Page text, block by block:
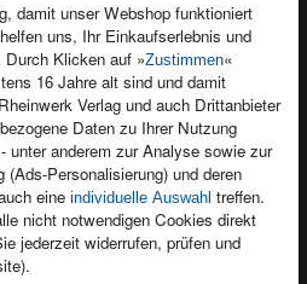
damit unser Webshop funktioniert
uns, Ihr Einkaufserlebnis und
Klicken auf »Zustimmen«
16 Jahre alt sind und damit
Verlag und auch Drittanbieter
Daten zu Ihrer Nutzung
unter anderem zur Analyse sowie zur
(Ads-Personalisierung) und deren
eine individuelle Auswahl treffen.
nicht notwendigen Cookies direkt
jederzeit widerrufen, prüfen und
Produktfeedback
Foreign Rights
Ein Buch schreiben